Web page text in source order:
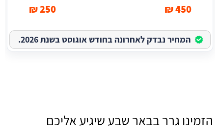
450 ₪
250 ₪
המחיר נבדק לאחרונה בחודש אוגוסט בשנת 2026.
הזמינו גרר בבאר שבע שיגיע אליכם